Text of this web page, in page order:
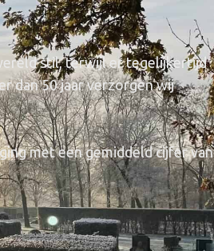
stil, terwijl er tegelijkertijd
dan 50 jaar verzorgen wij
met een gemiddeld cijfer van